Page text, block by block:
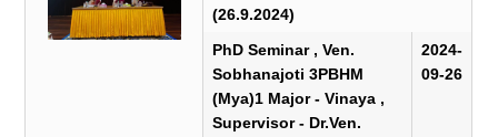
(26.9.2024)
PhD Seminar , Ven.
Sobhanajoti 3PBHM
(Mya)1 Major - Vinaya ,
Supervisor - Dr.Ven.
2024-
09-26